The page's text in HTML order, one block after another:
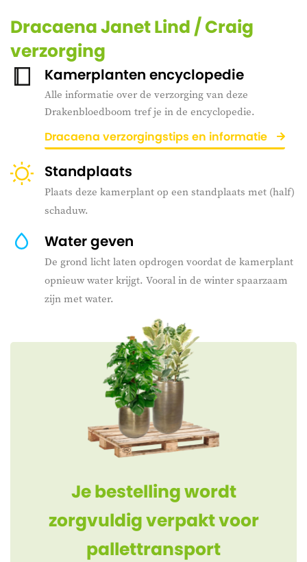
Dracaena Janet Lind / Craig
verzorging
Kamerplanten encyclopedie
Alle informatie over de verzorging van deze
Drakenbloedboom tref je in de encyclopedie.
Dracaena verzorgingstips en informatie
Standplaats
Plaats deze kamerplant op een standplaats met (half)
schaduw.
Water geven
De grond licht laten opdrogen voordat de kamerplant
opnieuw water krijgt. Vooral in de winter spaarzaam
zijn met water.
Je bestelling wordt
zorgvuldig verpakt voor
pallettransport